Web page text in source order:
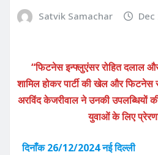
Satvik Samachar
“फिटनेस इन्फ्लुएंसर रोहित दलाल
शामिल होकर पार्टी की खेल और फिटनेस
अरविंद केजरीवाल ने उनकी उपलब्धियों
युवाओं के लिए
दिनाँक 26/12/2024 नई दिल्ली